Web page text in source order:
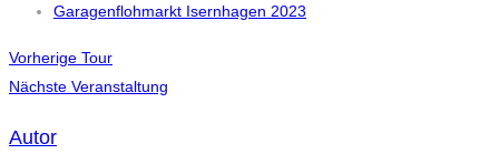
Garagenflohmarkt Isernhagen 2023
Vorherige Tour
Nächste Veranstaltung
Autor